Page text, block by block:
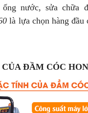
ống nước, sửa chữa
là lựa chọn hàng đầu
ĐẦM CÓC